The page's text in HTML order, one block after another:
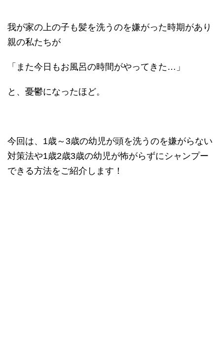
我が家の上の子も髪を洗うのを嫌がった時期があり
親の私たちが
「また今日もお風呂の時間がやってきた…」
と、憂鬱になったほど。
今回は、1歳～3歳の幼児が頭を洗うのを嫌がらない
対策法や1歳2歳3歳の幼児が怖がらずにシャンプー
できる方法をご紹介します！